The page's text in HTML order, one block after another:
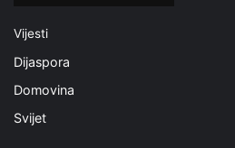
Vijesti
Dijaspora
Domovina
Svijet